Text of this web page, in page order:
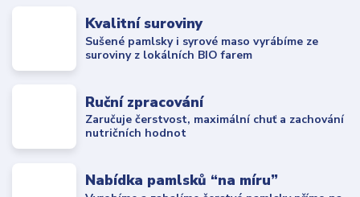
Kvalitní suroviny
Sušené pamlsky i syrové maso vyrábíme ze
suroviny z lokálních BIO farem
Ruční zpracování
Zaručuje čerstvost, maximální chuť a zachování
nutričních hodnot
Nabídka pamlsků “na míru”